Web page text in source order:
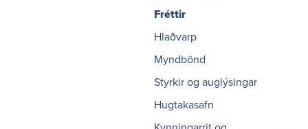
Fréttir
Hlaðvarp
Myndbönd
Styrkir og auglýsingar
Hugtakasafn